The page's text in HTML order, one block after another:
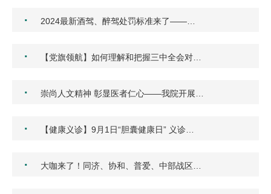
· 2024最新酒驾、醉驾处罚标准来了——…
· 【党旗领航】如何理解和把握三中全会对…
· 崇尚人文精神 彰显医者仁心——我院开展…
· 【健康义诊】9月1日“胆囊健康日” 义诊…
· 大咖来了！同济、协和、普爱、中部战区…